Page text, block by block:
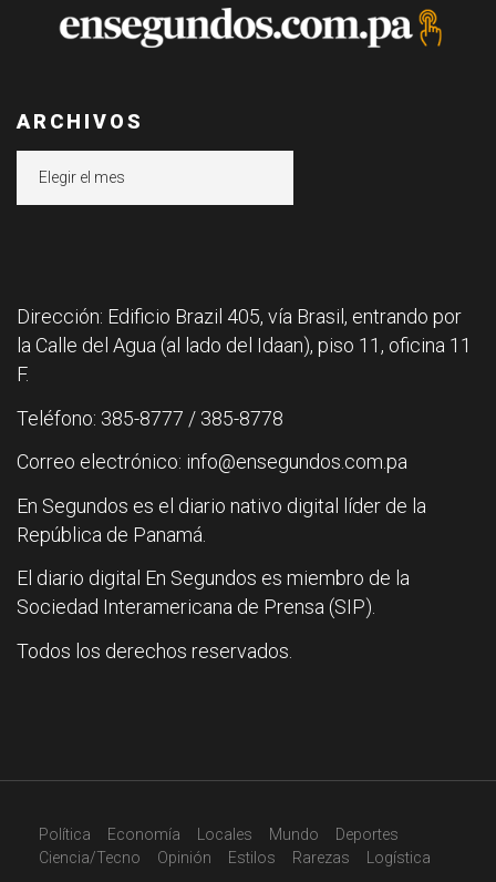
ARCHIVOS
Dirección: Edificio Brazil 405, vía Brasil, entrando por
la Calle del Agua (al lado del Idaan), piso 11, oficina 11
F.
Teléfono: 385-8777 / 385-8778
Correo electrónico: info@ensegundos.com.pa
En Segundos es el diario nativo digital líder de la
República de Panamá.
El diario digital En Segundos es miembro de la
Sociedad Interamericana de Prensa (SIP).
Todos los derechos reservados.
Política Economía Locales Mundo
Deportes
Ciencia/Tecno
Opinión Estilos Rarezas Logística